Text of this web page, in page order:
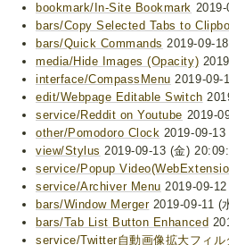
bookmark/In-Site Bookmark
bars/Copy Selected Tabs to
bars/Quick Commands 2019-09-
media/Hide Images (Opacity)
interface/CompassMenu 2019-09-
edit/Webpage Editable Switch
service/Reddit on Youtube 2019-
other/Pomodoro Clock 2019-09-
view/Stylus 2019-09-13 (金)
service/Popup
service/Archiver Menu 2019-09-
bars/Window Merger2019-09-11 (
bars/Tab List Button Enhanced
service/Twitter自動画像拡大フィル